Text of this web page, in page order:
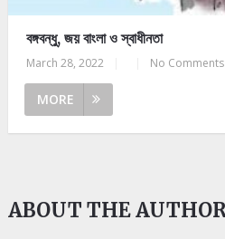
বঙ্গবন্ধু, জয় বাংলা ও স্বাধীনতা
March 28, 2022 No Comments
MORE
ABOUT THE